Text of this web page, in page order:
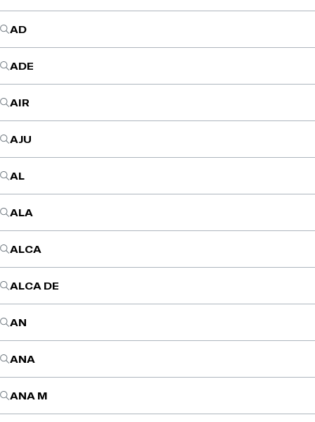
AD
ADE
AIR
AJU
AL
ALA
ALCA
ALCA DE
AN
ANA
ANA M